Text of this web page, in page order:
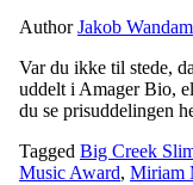
AuthorJakob Wandam
Var du ikke til stede,
uddelt i Amager Bio,
du se prisuddelingen
Tagged Big Creek
Music Award, Miriam